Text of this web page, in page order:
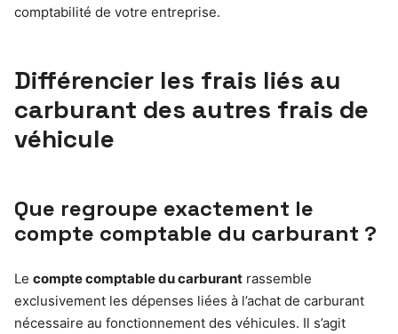
comptabilité de votre entreprise.
Différencier les frais liés au
carburant des autres frais de
véhicule
Que regroupe exactement le
compte comptable du carburant ?
Le compte comptable du carburant rassemble
exclusivement les dépenses liées à l’achat de carburant
nécessaire au fonctionnement des véhicules. Il s’agit